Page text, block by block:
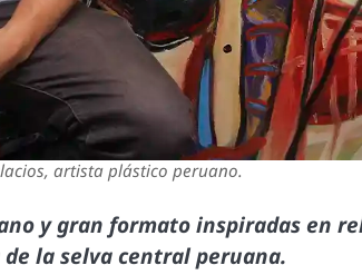
artista plástico peruano.
y gran formato inspiradas en
la selva central peruana.